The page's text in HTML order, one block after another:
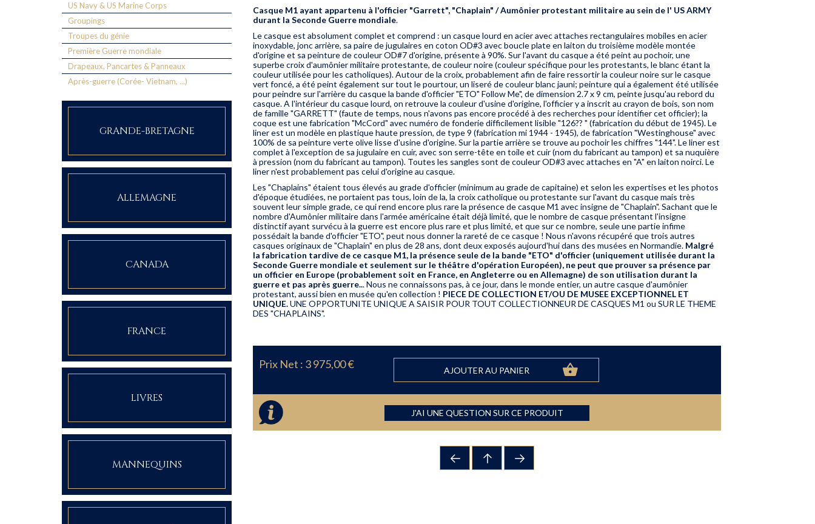
US Navy & US Marine Corps
Groupings
Troupes du génie
Première Guerre mondiale
Drapeaux, Pancartes & Panneaux
Après-guerre (Corée- Vietnam, ...)
GRANDE-BRETAGNE
ALLEMAGNE
CANADA
FRANCE
LIVRES
MANNEQUINS
Casque M1 ayant appartenu à l'officier "Garrett", "Chaplain" / Aumônier protestant militaire au sein de l' US ARMY
durant la Seconde Guerre mondiale.
Le casque est absolument complet et comprend : un casque lourd en acier avec attaches rectangulaires mobiles en acier
inoxydable, jonc arrière, sa paire de jugulaires en coton OD#3 avec boucle plate en laiton du troisième modèle montée
d'origine et sa peinture de couleur OD#7 d'origine, présente à 90%. Sur l'avant du casque a été peint au pochoir, une
superbe croix d'aumônier militaire protestante, de couleur noire (couleur spécifique pour les protestants, le blanc étant la
couleur utilisée pour les catholiques). Autour de la croix, probablement afin de faire ressortir la couleur noire sur le casque
vert foncé, a été peint également sur tout le pourtour, un liseré de couleur blanc jauni; peinture qui a également été utilisée
pour peindre sur l'arrière du casque la bande d'officier "ETO" Follow Me", de dimension 2.7 x 9 cm, peinte jusqu'au rebord du
casque. A l'intérieur du casque lourd, on retrouve la couleur d'usine d'origine, l'officier y a inscrit au crayon de bois, son nom
de famille "GARRETT" (faute de temps, nous n'avons pas encore procédé à des recherches pour identifier cet officier); la
coque est une fabrication "McCord" avec numéro de fonderie difficilement lisible "126?? " (fabrication du début de 1945). Le
liner est un modèle en plastique haute pression, de type 9 (fabrication mi 1944 - 1945), de fabrication "Westinghouse" avec
100% de sa peinture verte olive lisse d'usine d'origine. Sur la partie arrière se trouve au pochoir les chiffres "144". Le liner est
complet à l'exception de sa jugulaire en cuir, avec son serre-tête en toile et cuir (nom du fabricant au tampon) et sa nuquière
à pression (nom du fabricant au tampon). Toutes les sangles sont de couleur OD#3 avec attaches en "A" en laiton noirci. Le
liner n'est probablement pas celui d'origine au casque.
Les "Chaplains" étaient tous élevés au grade d'officier (minimum au grade de capitaine) et selon les expertises et les photos
d'époque étudiées, ne portaient pas tous, loin de la, la croix catholique ou protestante sur l'avant du casque mais très
souvent leur simple grade, ce qui rend encore plus rare la présence de casque M1 avec insigne de "Chaplain". Sachant que le
nombre d'Aumônier militaire dans l'armée américaine était déjà limité, que le nombre de casque présentant l'insigne
distinctif ayant survécu à la guerre est encore plus rare et plus limité, et que sur ce nombre, seule une partie infime
possédait la bande d'officier "ETO", peut nous donner la rareté de ce casque ! Nous n'avons récupéré que trois autres
casques originaux de "Chaplain" en plus de 28 ans, dont deux exposés aujourd'hui dans des musées en Normandie. Malgré
la fabrication tardive de ce casque M1, la présence seule de la bande "ETO" d'officier (uniquement utilisée durant la
Seconde Guerre mondiale et seulement sur le théâtre d'opération Européen), ne peut que prouver sa présence par
un officier en Europe (probablement soit en France, en Angleterre ou en Allemagne) de son utilisation durant la
guerre et pas après guerre... Nous ne connaissons pas, à ce jour, dans le monde entier, un autre casque d'aumônier
protestant, aussi bien en musée qu'en collection ! PIECE DE COLLECTION ET/OU DE MUSEE EXCEPTIONNEL ET
UNIQUE.UNE OPPORTUNITE UNIQUE A SAISIR POUR TOUT COLLECTIONNEUR DE CASQUES M1 ou SUR LE THEME
DES "CHAPLAINS".
Prix Net : 3 975,00 € AJOUTER AU PANIER
J'AI UNE QUESTION SUR CE PRODUIT